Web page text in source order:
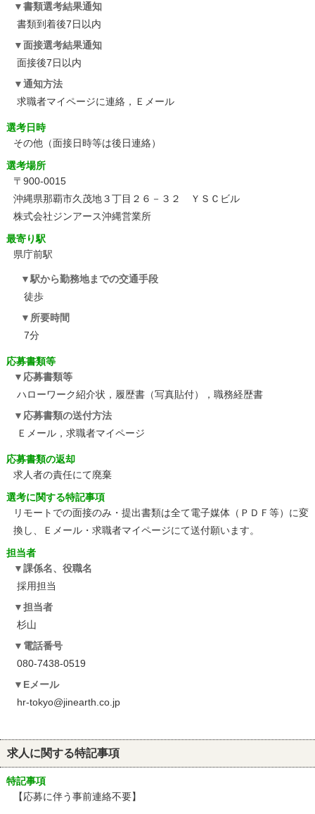
書類選考結果通知
書類到着後7日以内
面接選考結果通知
面接後7日以内
通知方法
求職者マイページに連絡，Ｅメール
選考日時
その他（面接日時等は後日連絡）
選考場所
〒900-0015
沖縄県那覇市久茂地３丁目２６－３２ ＹＳＣビル
株式会社ジンアース沖縄営業所
最寄り駅
県庁前駅
駅から勤務地までの交通手段
徒歩
所要時間
7分
応募書類等
応募書類等
ハローワーク紹介状，履歴書（写真貼付），職務経歴書
応募書類の送付方法
Ｅメール，求職者マイページ
応募書類の返却
求人者の責任にて廃棄
選考に関する特記事項
リモートでの面接のみ・提出書類は全て電子媒体（ＰＤＦ等）に変
換し、Ｅメール・求職者マイページにて送付願います。
担当者
課係名、役職名
採用担当
担当者
杉山
電話番号
080-7438-0519
Eメール
hr-tokyo@jinearth.co.jp
求人に関する特記事項
特記事項
【応募に伴う事前連絡不要】